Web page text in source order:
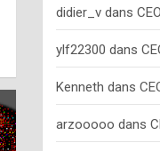
didier_vdans
ylf22300 dans
Kenneth dans
arzooooo dans